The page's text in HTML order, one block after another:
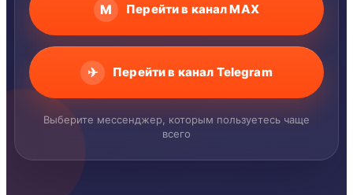
M Перейти в канал MAX
✈ Перейти в канал Telegram
Выберите мессенджер, которым пользуетесь чаще
всего